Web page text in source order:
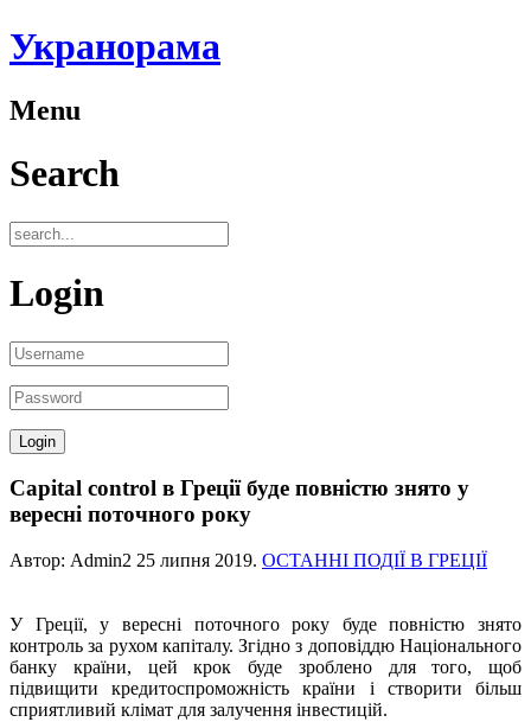
Укранорама
Menu
Search
Login
Capital control в Греції буде повністю знято у
вересні поточного року
Автор: Admin2 25 липня 2019. ОСТАННІ ПОДІЇ В ГРЕЦІЇ
У Греції, у вересні поточного року буде повністю знято
контроль за рухом капіталу. Згідно з доповіддю Національного
банку країни, цей крок буде зроблено для того, щоб
підвищити кредитоспроможність країни і створити більш
сприятливий клімат для залучення інвестицій.